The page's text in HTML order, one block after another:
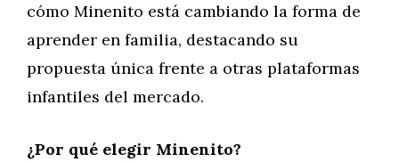
cómo Minenito está cambiando la forma de
aprender en familia, destacando su
propuesta única frente a otras plataformas
infantiles del mercado.
¿Por qué elegir Minenito?